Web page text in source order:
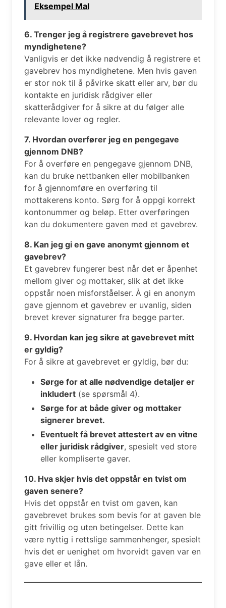
Eksempel Mal
6. Trenger jeg å registrere gavebrevet hos
myndighetene?
Vanligvis er det ikke nødvendig å registrere et
gavebrev hos myndighetene. Men hvis gaven
er stor nok til å påvirke skatt eller arv, bør du
kontakte en juridisk rådgiver eller
skatterådgiver for å sikre at du følger alle
relevante lover og regler.
7. Hvordan overfører jeg en pengegave
gjennom DNB?
For å overføre en pengegave gjennom DNB,
kan du bruke nettbanken eller mobilbanken
for å gjennomføre en overføring til
mottakerens konto. Sørg for å oppgi korrekt
kontonummer og beløp. Etter overføringen
kan du dokumentere gaven med et gavebrev.
8. Kan jeg gi en gave anonymt gjennom et
gavebrev?
Et gavebrev fungerer best når det er åpenhet
mellom giver og mottaker, slik at det ikke
oppstår noen misforståelser. Å gi en anonym
gave gjennom et gavebrev er uvanlig, siden
brevet krever signaturer fra begge parter.
9. Hvordan kan jeg sikre at gavebrevet mitt
er gyldig?
For å sikre at gavebrevet er gyldig, bør du:
Sørge for at alle nødvendige detaljer er
inkludert (se spørsmål 4).
Sørge for at både giver og mottaker
signerer brevet.
Eventuelt få brevet attestert av en vitne
eller juridisk rådgiver, spesielt ved store
eller kompliserte gaver.
10. Hva skjer hvis det oppstår en tvist om
gaven senere?
Hvis det oppstår en tvist om gaven, kan
gavebrevet brukes som bevis for at gaven ble
gitt frivillig og uten betingelser. Dette kan
være nyttig i rettslige sammenhenger, spesielt
hvis det er uenighet om hvorvidt gaven var en
gave eller et lån.